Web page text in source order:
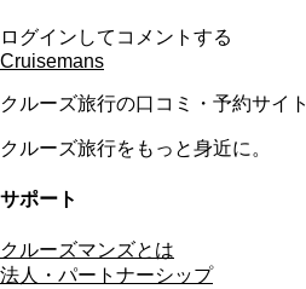
ログインしてコメントする
Cruisemans
クルーズ旅行の口コミ・予約サイト
クルーズ旅行をもっと身近に。
サポート
クルーズマンズとは
法人・パートナーシップ